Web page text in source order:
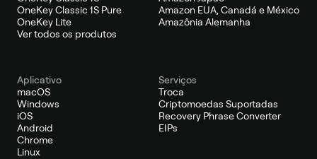
OneKey Classic 1S Pure
OneKey Lite
Ver todos os produtos
Amazon EUA, Canadá e México
Amazônia Alemanha
Aplicativo
macOS
Windows
iOS
Android
Chrome
Linux
Serviços
Troca
Criptomoedas Suportadas
Recovery Phrase Converter
EIPs